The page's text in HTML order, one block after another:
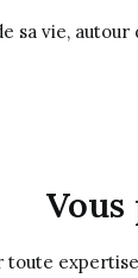
sa vie,
toute